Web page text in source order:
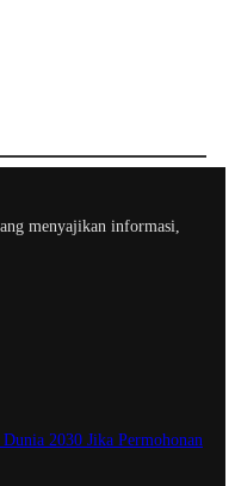
menyajikan informasi,
2030 Jika Permohonan